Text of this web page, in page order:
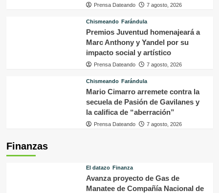
Prensa Dateando 7 agosto, 2026
Chismeando Farándula
Premios Juventud homenajeará a
Marc Anthony y Yandel por su
impacto social y artístico
Prensa Dateando 7 agosto, 2026
Chismeando Farándula
Mario Cimarro arremete contra la
secuela de Pasión de Gavilanes y
la califica de “aberración”
Prensa Dateando 7 agosto, 2026
Finanzas
El datazo Finanza
Avanza proyecto de Gas de
Manatee de Compañía Nacional de